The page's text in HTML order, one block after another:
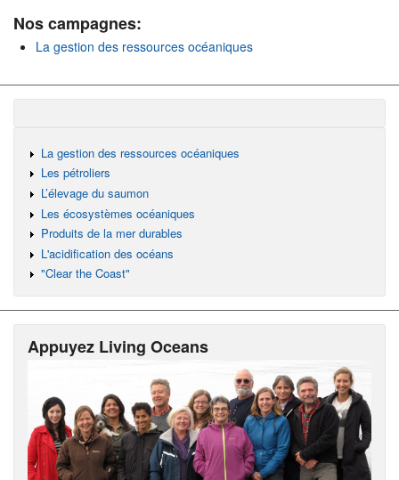
Nos campagnes:
La gestion des ressources océaniques
La gestion des ressources océaniques
Les pétroliers
L’élevage du saumon
Les écosystèmes océaniques
Produits de la mer durables
L'acidification des océans
"Clear the Coast"
Appuyez Living Oceans